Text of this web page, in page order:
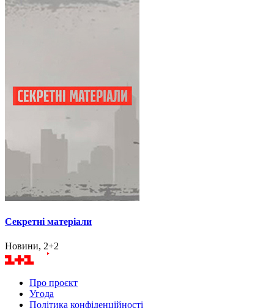
Секретні матеріали
Новини, 2+2
Про проєкт
Угода
Політика конфіденційності